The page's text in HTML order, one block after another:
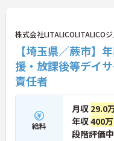
株式会社LITALICOLITALICO
【埼玉県／蕨市】
援・放課後等デイ
責任者
給料
月収 29.0
年収400
段階評価